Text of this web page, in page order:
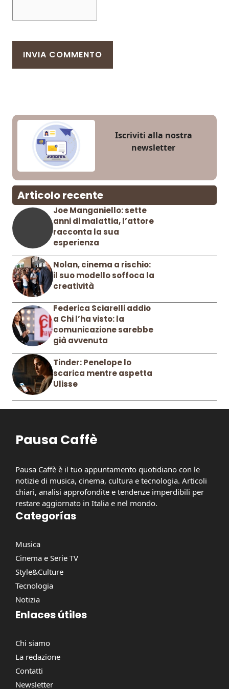
Iscriviti alla nostra
newsletter
Articolo recente
Joe Manganiello: sette
anni di malattia, l’attore
racconta la sua
esperienza
Nolan, cinema a rischio:
il suo modello soffoca la
creatività
Federica Sciarelli addio
a Chi l’ha visto: la
comunicazione sarebbe
già avvenuta
Tinder: Penelope lo
scarica mentre aspetta
Ulisse
Pausa Caffè
Pausa Caffè è il tuo appuntamento quotidiano con le
notizie di musica, cinema, cultura e tecnologia. Articoli
chiari, analisi approfondite e tendenze imperdibili per
restare aggiornato in Italia e nel mondo.
Categorías
Musica
Cinema e Serie TV
Style&Culture
Tecnologia
Notizia
Enlaces útiles
Chi siamo
La redazione
Contatti
Newsletter